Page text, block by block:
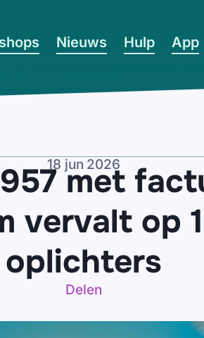
Nieuws Hulp App
18 jun 2026
met
vervalt op
oplichters
Delen